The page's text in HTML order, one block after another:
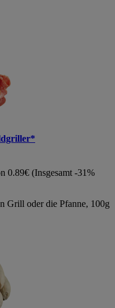
0.89€ (Insgesamt -31%
Grill oder die Pfanne, 100g